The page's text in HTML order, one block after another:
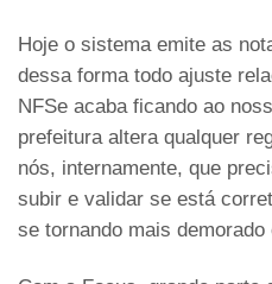
Hoje o sistema emite as
dessa forma todo ajuste
NFSe acaba ficando ao
prefeitura altera qualquer
nós, internamente, que
subir e validar se está
se tornando mais